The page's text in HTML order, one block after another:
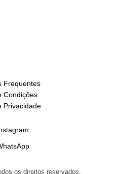
Frequentes
Condições
Privacidade
os direitos reservados.